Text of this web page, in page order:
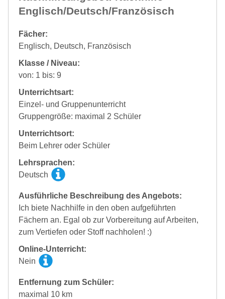
Englisch/Deutsch/Französisch
Fächer:
Englisch, Deutsch, Französisch
Klasse / Niveau:
von: 1 bis: 9
Unterrichtsart:
Einzel- und Gruppenunterricht
Gruppengröße: maximal 2 Schüler
Unterrichtsort:
Beim Lehrer oder Schüler
Lehrsprachen:
Deutsch
Ausführliche Beschreibung des Angebots:
Ich biete Nachhilfe in den oben aufgeführten
Fächern an. Egal ob zur Vorbereitung auf Arbeiten,
zum Vertiefen oder Stoff nachholen! :)
Online-Unterricht:
Nein
Entfernung zum Schüler:
maximal 10 km